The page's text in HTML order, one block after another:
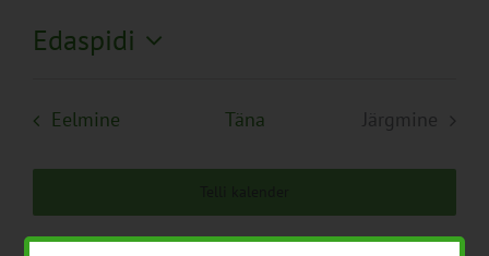
Edaspidi
EelmineSündmused Täna
Järgmine